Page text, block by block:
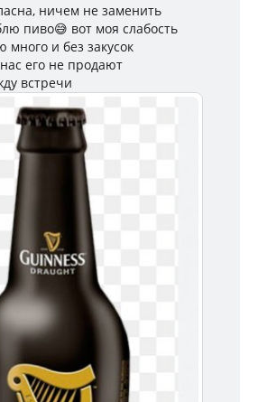
ничем не заменить
пиво😅 вот моя слабость
много и без закусок
его не продают
встречи